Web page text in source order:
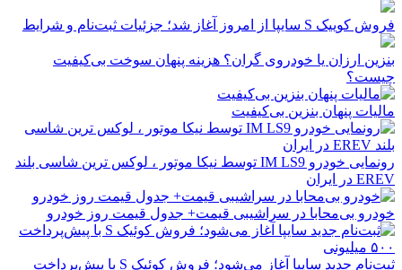
فروش کوییک S سایپا از امروز آغاز شد؛ جزئیات ثبت‌نام و شرایط
بنزین ارزان یا خودروی گران؟ هزینه پنهان سوخت بی‌کیفیت
چیست؟
مالیات پنهان بنزین بی‌کیفیت
رونمایی خودرو IM LS9 توسط نیکا موتور ، لوکس ترین شاسی بلند
EREV در ایران
خودرو بی‌محابا در سراشیبی قیمت+ جدول قیمت روز خودرو
ثبت‌نام جدید سایپا آغاز می‌شود؛ فروش کوئیک S با پیش‌پرداخت